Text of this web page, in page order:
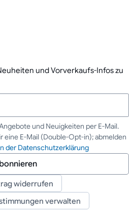
und Vorverkaufs-Infos zu
und Neuigkeiten per E-Mail.
eine E-Mail (Double-Opt-in); abmelden
der Datenschutzerklärung
widerrufen
verwalten